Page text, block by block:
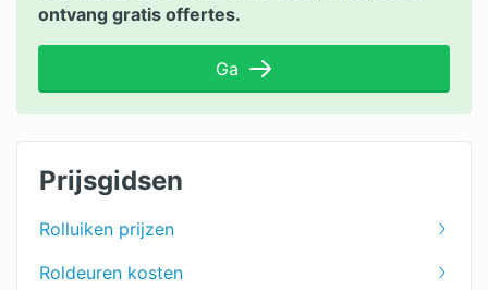
ontvang gratis offertes.
Ga
Prijsgidsen
Rolluiken prijzen
Roldeuren kosten